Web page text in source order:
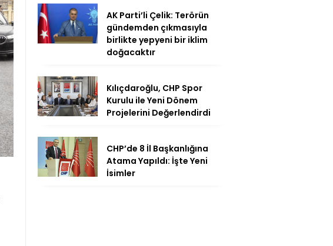
AK Parti’li Çelik: Terörün
gündemden çıkmasıyla
birlikte yepyeni bir iklim
doğacaktır
Kılıçdaroğlu, CHP Spor
Kurulu ile Yeni Dönem
Projelerini Değerlendirdi
CHP’de 8 İl Başkanlığına
Atama Yapıldı: İşte Yeni
İsimler